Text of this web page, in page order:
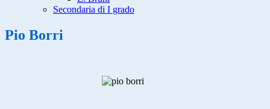
Secondaria di I grado
Pio Borri